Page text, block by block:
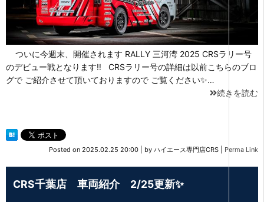
ついに今週末、開催されます RALLY 三河湾 2025 CRSラリー号
のデビュー戦となります‼ CRSラリー号の詳細は以前こちらのブロ
グで ご紹介させて頂いておりますので ご覧ください✨…
続きを読む
Posted on 2025.02.25 20:00 by ハイエース専門店CRS Perma Link
CRS千葉店 車両紹介 2/25更新✨